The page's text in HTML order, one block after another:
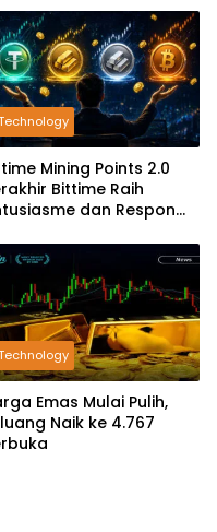
Mining Points 2.0
Bittime Raih
dan Respon
Emas Mulai Pulih,
Naik ke 4.767